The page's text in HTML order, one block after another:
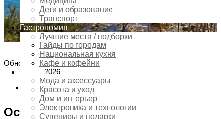
Дети и образование
Транспорт
Гастрономия
Лучшие места / подборки
Гайды по городам
Национальная кухня
Кафе и кофейни
Шопинг
Мода и аксессуары
Красота и уход
Дом и интерьер
Электроника и технологии
Сувениры и подарки
Обновлено:
16
июня,
2026
0 Комментариев
Остров Табарка: расположение,